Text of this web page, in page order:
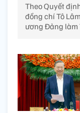
Theo Quyết
đồng chí Tô
ương Đảng làm